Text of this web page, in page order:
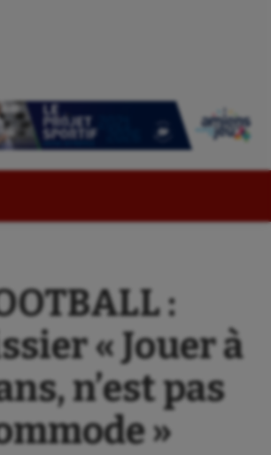
:
« Jouer à
n’est pas
»